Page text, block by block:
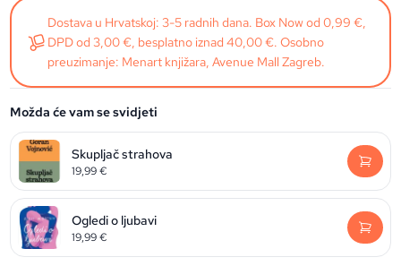
Dostava u Hrvatskoj: 3-5 radnih dana. Box Now od 0,99 €,
DPD od 3,00 €, besplatno iznad 40,00 €. Osobno
preuzimanje: Menart knjižara, Avenue Mall Zagreb.
Možda će vam se svidjeti
Skupljač strahova
19,99€
Ogledi o ljubavi
19,99€